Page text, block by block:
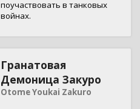
поучаствовать в танковых
войнах.
Гранатовая
Демоница Закуро
Otome Youkai Zakuro